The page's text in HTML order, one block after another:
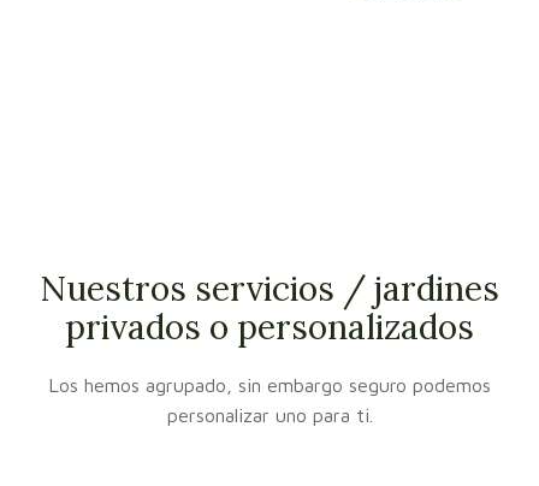
Nuestros servicios / jardines
privados o personalizados
Los hemos agrupado, sin embargo seguro podemos
personalizar uno para ti.